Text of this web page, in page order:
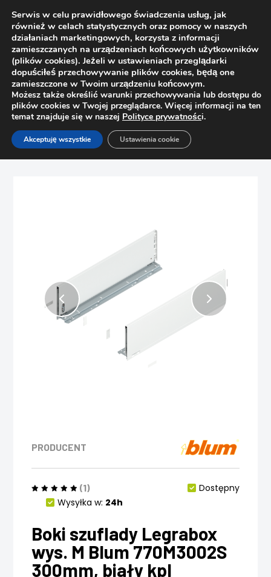
Strona główna Sklep
Szuflady
Boki szuflady Legrabox wys. M Blum 770M3002S 300mm,
PRODUCENT
(1)
Dostępny
Wysyłka w: 24h
Boki szuflady Legrabox
wys. M Blum 770M3002S
300mm, biały kpl
Serwis w celu prawidłowego świadczenia usług, jak
również w celach statystycznych oraz pomocy w naszych
działaniach marketingowych, korzysta z informacji
zamieszczanych na urządzeniach końcowych użytkowników
(plików cookies). Jeżeli w ustawieniach przeglądarki
dopuściłeś przechowywanie plików cookies, będą one
zamieszczone w Twoim urządzeniu końcowym.
Możesz także określić warunki przechowywania lub dostępu do
plików cookies w Twojej przeglądarce. Więcej informacji na ten
temat znajduje się w naszej Polityce prywatności.
Akceptuję wszystkie Ustawienia cookie